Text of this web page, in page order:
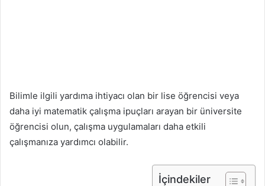
Bilimle ilgili yardıma ihtiyacı olan bir lise öğrencisi veya
daha iyi matematik çalışma ipuçları arayan bir üniversite
öğrencisi olun, çalışma uygulamaları daha etkili
çalışmanıza yardımcı olabilir.
İçindekiler